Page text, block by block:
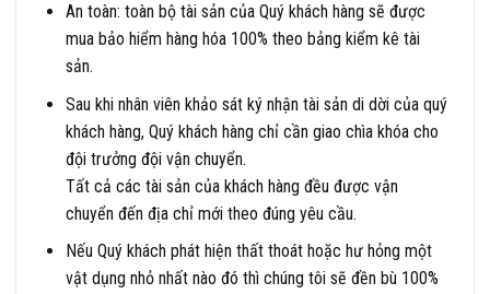
An toàn: toàn bộ tài sản của Quý khách hàng sẽ được
mua bảo hiểm hàng hóa 100% theo bảng kiểm kê tài
sản.
Sau khi nhân viên khảo sát ký nhận tài sản di dời của quý
khách hàng, Quý khách hàng chỉ cần giao chìa khóa cho
đội trưởng đội vận chuyển.
Tất cả các tài sản của khách hàng đều được vận
chuyển đến địa chỉ mới theo đúng yêu cầu.
Nếu Quý khách phát hiện thất thoát hoặc hư hỏng một
vật dụng nhỏ nhất nào đó thì chúng tôi sẽ đền bù 100%